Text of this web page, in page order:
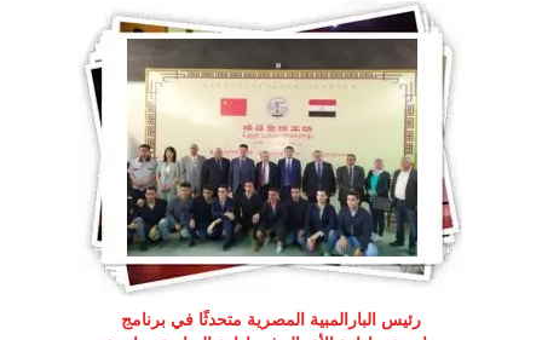
رئيس البارالمبية المصرية متحدثًا في برنامج